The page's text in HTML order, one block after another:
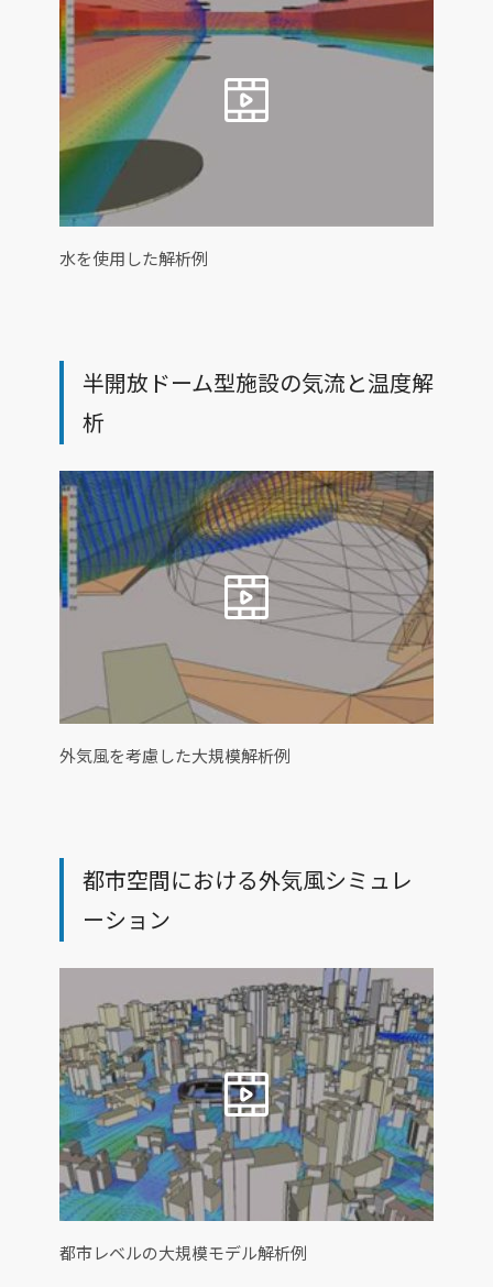
水を使用した解析例
半開放ドーム型施設の気流と温度解
析
外気風を考慮した大規模解析例
都市空間における外気風シミュレ
ーション
都市レベルの大規模モデル解析例